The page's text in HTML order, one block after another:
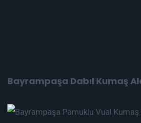
Bayrampaşa Dabıl Kumaş